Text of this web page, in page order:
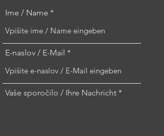
Ime / Name
E-naslov / E-Mail
Vaše sporočilo / Ihre Nachricht